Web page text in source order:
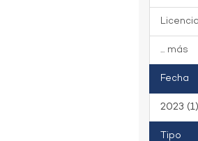
... más
Fecha
2023 (1)
Tipo